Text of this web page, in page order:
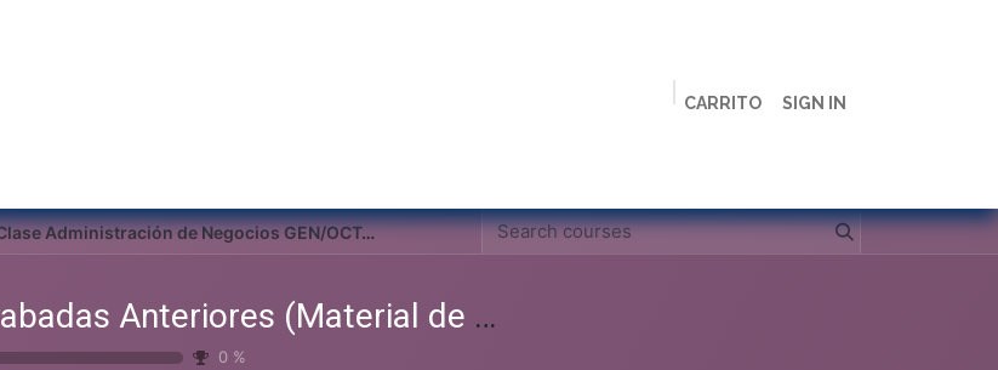
CARRITO SIGN IN
Administración de Negocios GEN/OCT/24 - 2025/02/18
Clases Grabadas Anteriores (Material de apoyo para alumnos)
0 %